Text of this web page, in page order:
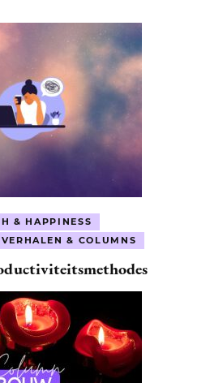
& HAPPINESS
& COLUMNS